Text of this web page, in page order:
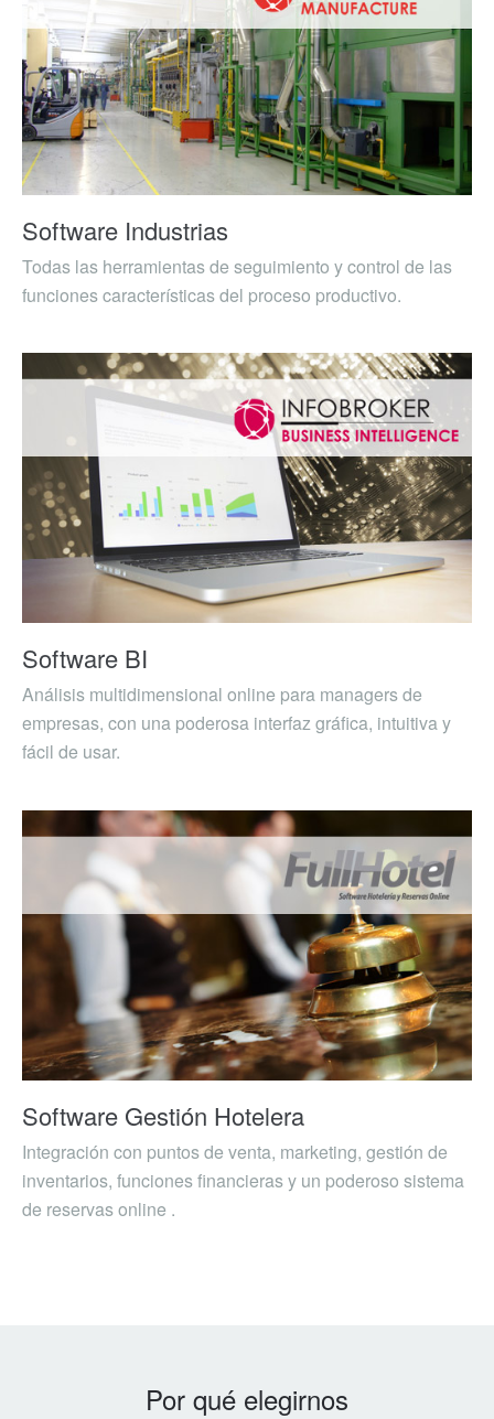
Software Industrias
Todas las herramientas de seguimiento y control de las
funciones características del proceso productivo.
Software BI
Análisis multidimensional online para managers de
empresas, con una poderosa interfaz gráfica, intuitiva y
fácil de usar.
Software Gestión Hotelera
Integración con puntos de venta, marketing, gestión de
inventarios, funciones financieras y un poderoso sistema
de reservas online .
Por qué elegirnos